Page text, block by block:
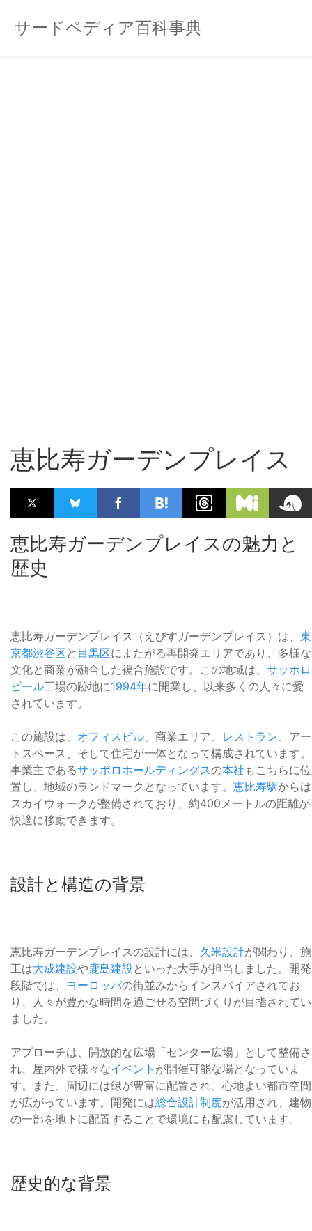
サードペディア百科事典
恵比寿ガーデンプレイス
恵比寿ガーデンプレイスの魅力と
歴史
恵比寿ガーデンプレイス（えびすガーデンプレイス）は、 東
京都渋谷区 と 目黒区にまたがる再開発エリアであり、多様な
文化と商業が融合した複合施設です。この地域は、 サッポロ
ビール工場の跡地に1994年に開業し、以来多くの人々に愛
されています。
この施設は、 オフィスビル、商業エリア、 レストラン、アー
トスペース、そして住宅が一体となって構成されています。
事業主であるサッポロホールディングスの本社 もこちらに位
置し、地域のランドマークとなっています。 恵比寿駅からは
スカイウォークが整備されており、約400メートルの距離が
快適に移動できます。
設計と構造の背景
恵比寿ガーデンプレイスの設計には、 久米設計が関わり、施
工は大成建設や鹿島建設 といった大手が担当しました。開発
段階では、 ヨーロッパの街並みからインスパイアされてお
り、人々が豊かな時間を過ごせる空間づくりが目指されてい
ました。
アプローチは、開放的な広場「センター広場」として整備さ
れ、屋内外で様々なイベント が開催可能な場となっていま
す。また、周辺には緑が豊富に配置され、心地よい都市空間
が広がっています。開発には総合設計制度が活用され、建物
の一部を地下に配置することで環境にも配慮しています。
歴史的な背景